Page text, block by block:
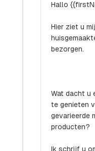
Hallo
Hier ziet u
bezorgen.
Wat dacht u
te genieten
gevarieerde
producten?
Ik schrijf u